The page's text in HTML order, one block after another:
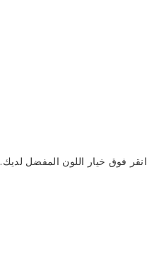
انقر فوق خيار اللون المفضل لديك.